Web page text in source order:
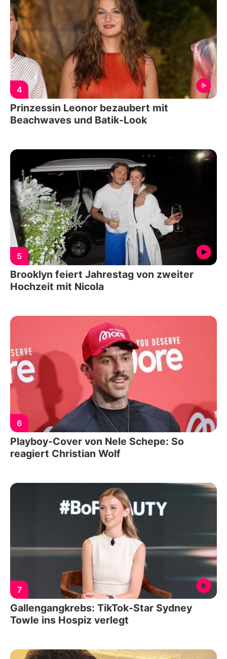
4
Prinzessin Leonor bezaubert mit
Beachwaves und Batik-Look
5
Brooklyn feiert Jahrestag von zweiter
Hochzeit mit Nicola
6
Playboy-Cover von Nele Schepe: So
reagiert Christian Wolf
7
Gallengangkrebs: TikTok-Star Sydney
Towle ins Hospiz verlegt